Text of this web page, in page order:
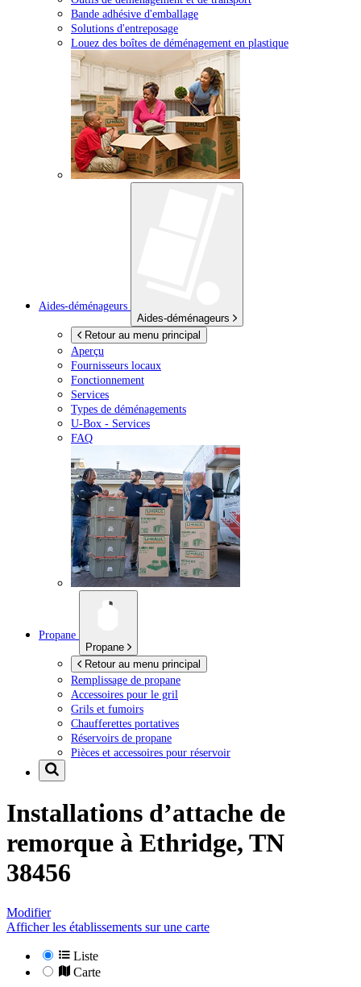
Bande adhésive d'emballage
Solutions d'entreposage
Louez des boîtes de déménagement en plastique
Aides-déménageurs
Aides-déménageurs
Retour au menu principal
Aperçu
Fournisseurs locaux
Fonctionnement
Services
Types de déménagements
U-Box - Services
FAQ
Propane
Propane
Retour au menu principal
Remplissage de propane
Accessoires pour le gril
Grils et fumoirs
Chaufferettes portatives
Réservoirs de propane
Pièces et accessoires pour réservoir
Installations d’attache de
remorque à Ethridge, TN
38456
Modifier
Afficher les établissements sur une carte
Liste
Carte